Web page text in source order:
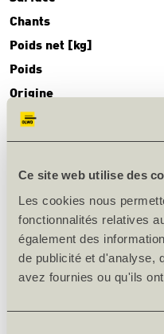
Ce site web utilise des
Les cookies nous
fonctionnalités relatives
également des
de publicité et d'analyse,
avez fournies ou qu'ils
Chants
Poids net [kg]
Poids
Origine
TÉLÉCHARGEMENTS
DESCRIPTION DU
Production en série
Surface: mélamine-CPL-